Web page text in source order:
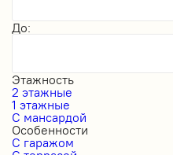
До:
Этажность
2 этажные
1 этажные
С мансардой
Особенности
С гаражом